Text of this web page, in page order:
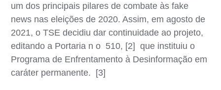
um dos principais pilares de combate às fake
news nas eleições de 2020. Assim, em agosto de
2021, o TSE decidiu dar continuidade ao projeto,
editando a Portaria n o 510, [2] que instituiu o
Programa de Enfrentamento à Desinformação em
caráter permanente. [3]